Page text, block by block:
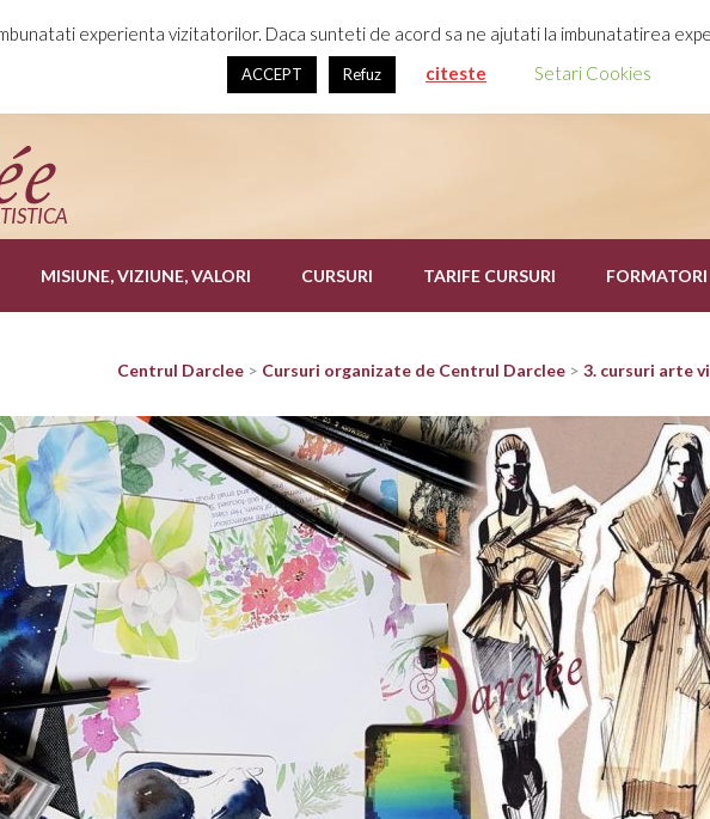
171 bis, Constanta, Romania
MISIUNE, VIZIUNE, VALORI CURSURI TARIFE CURSURI FORMATORI
Centrul Darclee > Cursuri organizate de Centrul Darclee > 3. cursuri arte
experienta vizitatorilor. Daca sunteti de acord sa ne ajutati la imbunatatirea
ACCEPT Refuz citeste Setari Cookies